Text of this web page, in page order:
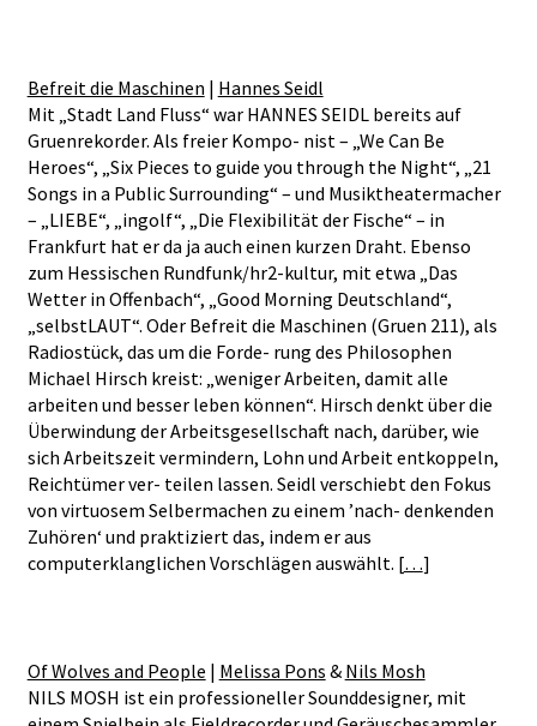
Befreit die Maschinen | Hannes Seidl
Mit „Stadt Land Fluss“ war HANNES SEIDL bereits auf
Gruenrekorder. Als freier Kompo- nist – „We Can Be
Heroes“, „Six Pieces to guide you through the Night“, „21
Songs in a Public Surrounding“ – und Musiktheatermacher
– „LIEBE“, „ingolf“, „Die Flexibilität der Fische“ – in
Frankfurt hat er da ja auch einen kurzen Draht. Ebenso
zum Hessischen Rundfunk/hr2-kultur, mit etwa „Das
Wetter in Offenbach“, „Good Morning Deutschland“,
„selbstLAUT“. Oder Befreit die Maschinen (Gruen 211), als
Radiostück, das um die Forde- rung des Philosophen
Michael Hirsch kreist: „weniger Arbeiten, damit alle
arbeiten und besser leben können“. Hirsch denkt über die
Überwindung der Arbeitsgesellschaft nach, darüber, wie
sich Arbeitszeit vermindern, Lohn und Arbeit entkoppeln,
Reichtümer ver- teilen lassen. Seidl verschiebt den Fokus
von virtuosem Selbermachen zu einem ’nach- denkenden
Zuhören‘ und praktiziert das, indem er aus
computerklanglichen Vorschlägen auswählt. […]
Of Wolves and People | Melissa Pons & Nils Mosh
NILS MOSH ist ein professioneller Sounddesigner, mit